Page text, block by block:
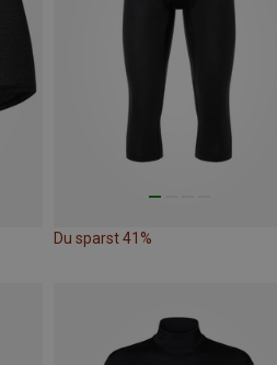
Du sparst 41%